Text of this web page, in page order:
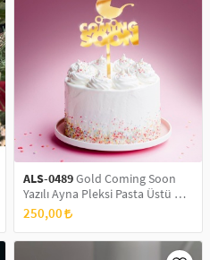
ALS-0489Gold Coming Soon
Yazılı Ayna Pleksi Pasta Üstü &
Doğum Günü Partisi & Pleksi
Pasta Süsü
250,00